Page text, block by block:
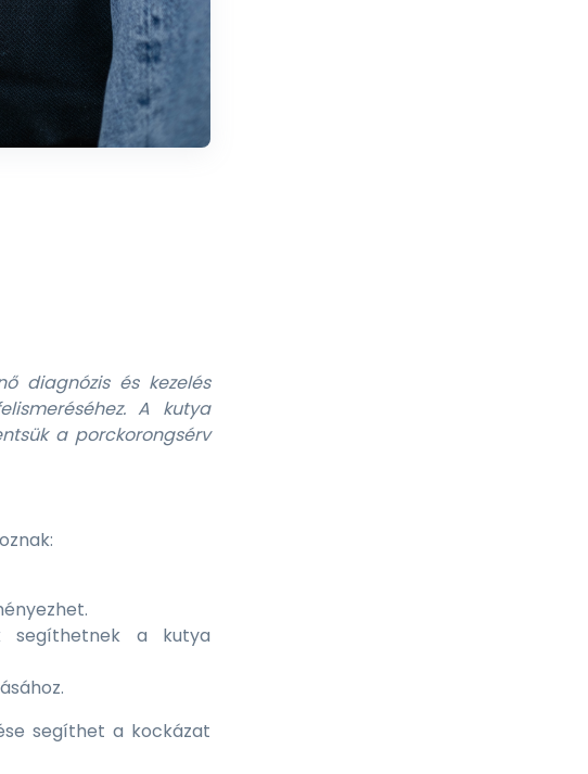
diagnózis és kezelés
A kutya
a porckorongsérv
segíthetnek a kutya
segíthet a kockázat